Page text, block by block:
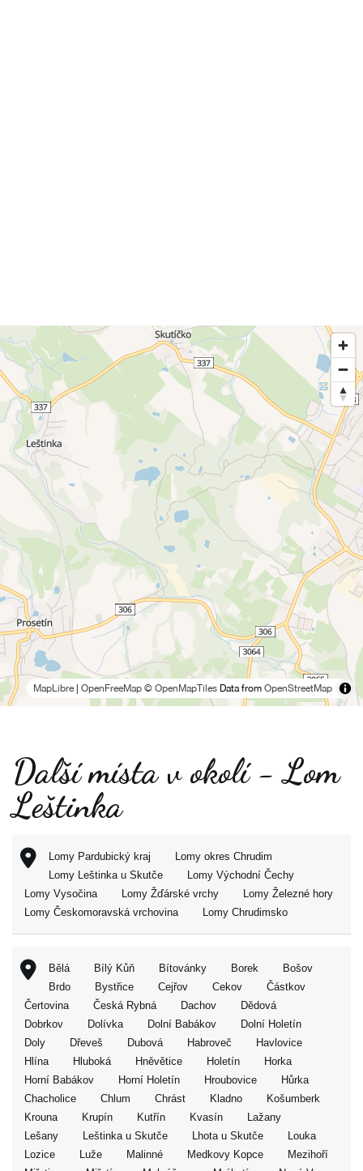
MapLibre OpenFreeMap © OpenMapTiles Data from OpenStreetMap
Další místa v okolí - Lom
Leštinka
Lomy Pardubický kraj
Lomy okres Chrudim
Lomy Leštinka u Skutče
Lomy Východní Čechy
Lomy Vysočina
Lomy Žďárské vrchy
Lomy Železné hory
Lomy Českomoravská vrchovina
Lomy Chrudimsko
Bělá Bílý Kůň Bítovánky Borek
Bošov
Brdo
Bystřice Cejřov Cekov
Částkov
Čertovina
Česká Rybná Dachov
Dědová
Dobrkov
Dolívka Dolní Babákov
Dolní Holetín
Doly
Dřeveš Dubová Habroveč
Havlovice
Hlína
Hluboká Hněvětice Holetín
Horka
Horní Babákov
Horní Holetín Hroubovice
Hůrka
Chacholice
Chlum Chrást Kladno
Košumberk
Krouna
Krupín Kutřín Kvasín
Lažany
Lešany
Leštinka u Skutče Lhota u Skutče
Louka
Lozice
Luže Malinné Medkovy Kopce
Mezihoří